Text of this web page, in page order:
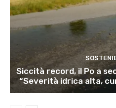
Siccità record, il Po a
“Severità idrica alta,